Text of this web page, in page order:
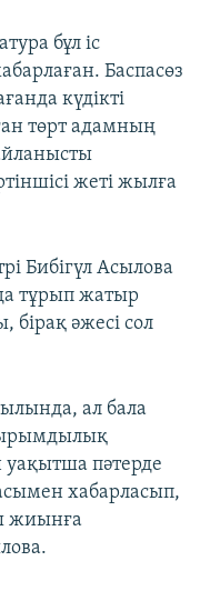
бұл іс
Баспасөз
күдікті
төрт адамның
жеті жылға
Бибігүл Асылова
тұрып жатыр
бірақ әжесі сол
ал бала
уақытша пәтерде
хабарласып,
жиынға